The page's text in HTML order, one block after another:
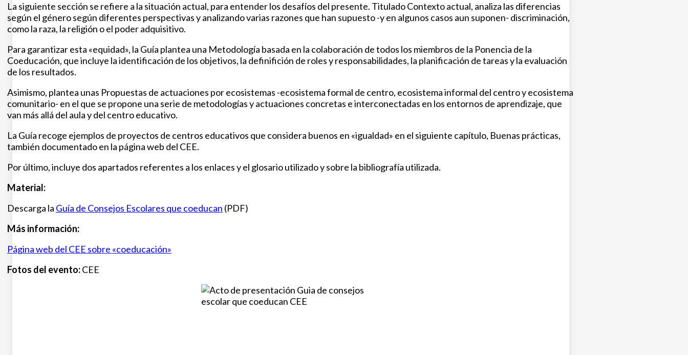
La siguiente sección se refiere a la situación actual, para entender los desafíos del presente. Titulado Contexto actual, analiza las diferencias
según el género según diferentes perspectivas y analizando varias razones que han supuesto -y en algunos casos aun suponen- discriminación,
como la raza, la religión o el poder adquisitivo.
Para garantizar esta «equidad», la Guía plantea una Metodología basada en la colaboración de todos los miembros de la Ponencia de la
Coeducación, que incluye la identificación de los objetivos, la definifición de roles y responsabilidades, la planificación de tareas y la evaluación
de los resultados.
Asimismo, plantea unas Propuestas de actuaciones por ecosistemas -ecosistema formal de centro, ecosistema informal del centro y ecosistema
comunitario- en el que se propone una serie de metodologías y actuaciones concretas e interconectadas en los entornos de aprendizaje, que
van más allá del aula y del centro educativo.
La Guía recoge ejemplos de proyectos de centros educativos que considera buenos en «igualdad» en el siguiente capítulo, Buenas prácticas,
también documentado en la página web del CEE.
Por último, incluye dos apartados referentes a los enlaces y el glosario utilizado y sobre la bibliografía utilizada.
Material:
Descarga la Guía de Consejos Escolares que coeducan (PDF)
Más información:
Página web del CEE sobre «coeducación»
Fotos del evento:CEE